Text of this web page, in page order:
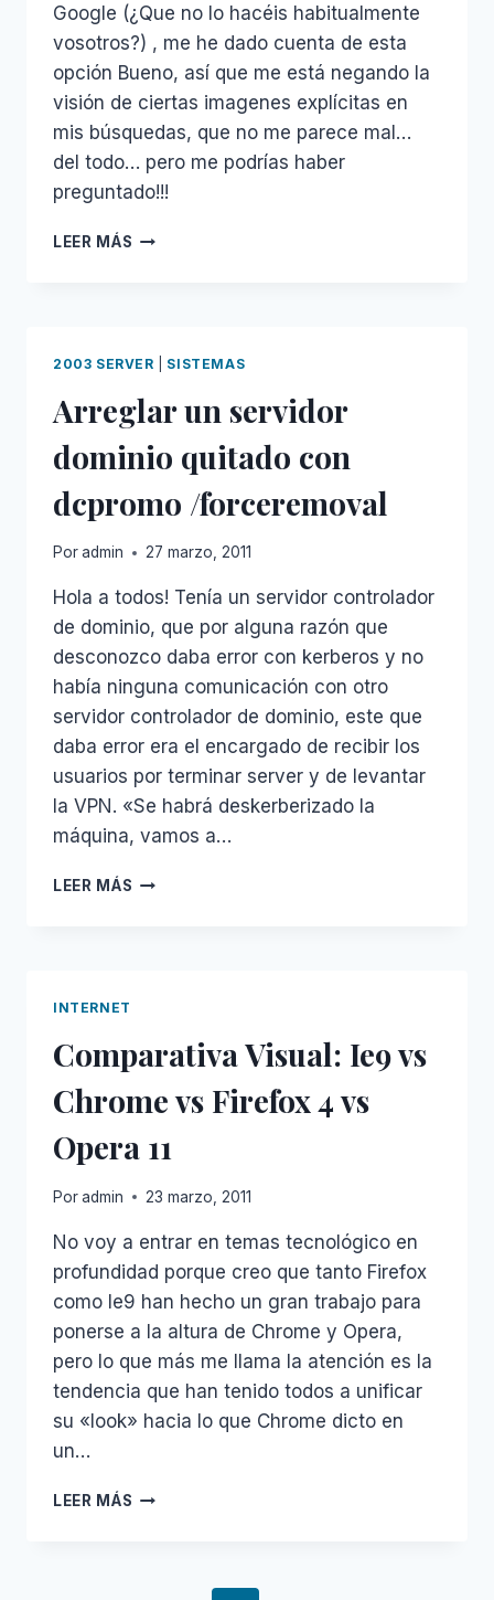
Google (¿Que no lo hacéis habitualmente
vosotros?) , me he dado cuenta de esta
opción Bueno, así que me está negando la
visión de ciertas imagenes explícitas en
mis búsquedas, que no me parece mal…
del todo… pero me podrías haber
preguntado!!!
LEER MÁS GOOGLE
2003 SERVER SISTEMAS
Arreglar un servidor
dominio quitado con
dcpromo /forceremoval
Poradmin 27 marzo, 2011
Hola a todos! Tenía un servidor controlador
de dominio, que por alguna razón que
desconozco daba error con kerberos y no
había ninguna comunicación con otro
servidor controlador de dominio, este que
daba error era el encargado de recibir los
usuarios por terminar server y de levantar
la VPN. «Se habrá deskerberizado la
máquina, vamos a…
LEER MÁS ARREGLAR
/FORCEREMOVAL
INTERNET
Comparativa Visual: Ie9 vs
Chrome vs Firefox 4 vs
Opera 11
Poradmin 23 marzo, 2011
No voy a entrar en temas tecnológico en
profundidad porque creo que tanto Firefox
como Ie9 han hecho un gran trabajo para
ponerse a la altura de Chrome y Opera,
pero lo que más me llama la atención es la
tendencia que han tenido todos a unificar
su «look» hacia lo que Chrome dicto en
un…
LEER MÁS COMPARATIVA